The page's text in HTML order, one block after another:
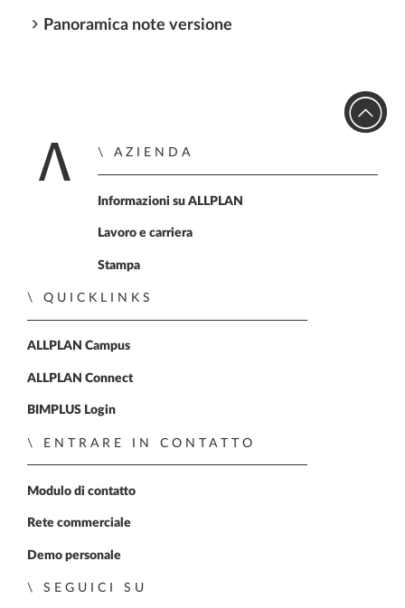
Panoramica note versione
Home
AZIENDA
Informazioni su ALLPLAN
Lavoro e carriera
Stampa
QUICKLINKS
ALLPLAN Campus
ALLPLAN Connect
BIMPLUS Login
ENTRARE IN CONTATTO
Modulo di contatto
Rete commerciale
Demo personale
SEGUICI SU